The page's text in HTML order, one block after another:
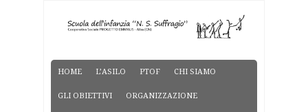
HOME L’ASILO PTOF CHI SIAMO
GLI OBIETTIVI ORGANIZZAZIONE